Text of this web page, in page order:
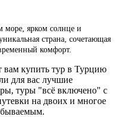
море, ярком солнце и
страна, сочетающая
комфорт.
вам купить тур в Турцию
для вас лучшие
туры "всё включено" с
на двоих и многое